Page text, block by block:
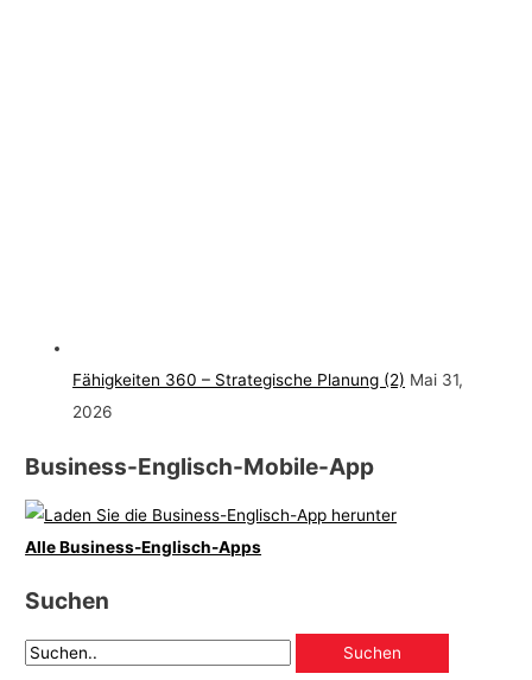
Fähigkeiten 360 – Strategische Planung (2) Mai 31,
2026
Business-Englisch-Mobile-App
Alle Business-Englisch-Apps
Suchen